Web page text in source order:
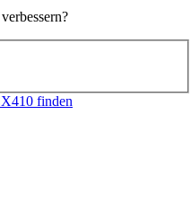
finden